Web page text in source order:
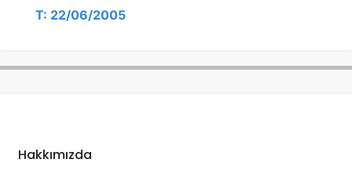
T: 22/06/2005
Hakkımızda